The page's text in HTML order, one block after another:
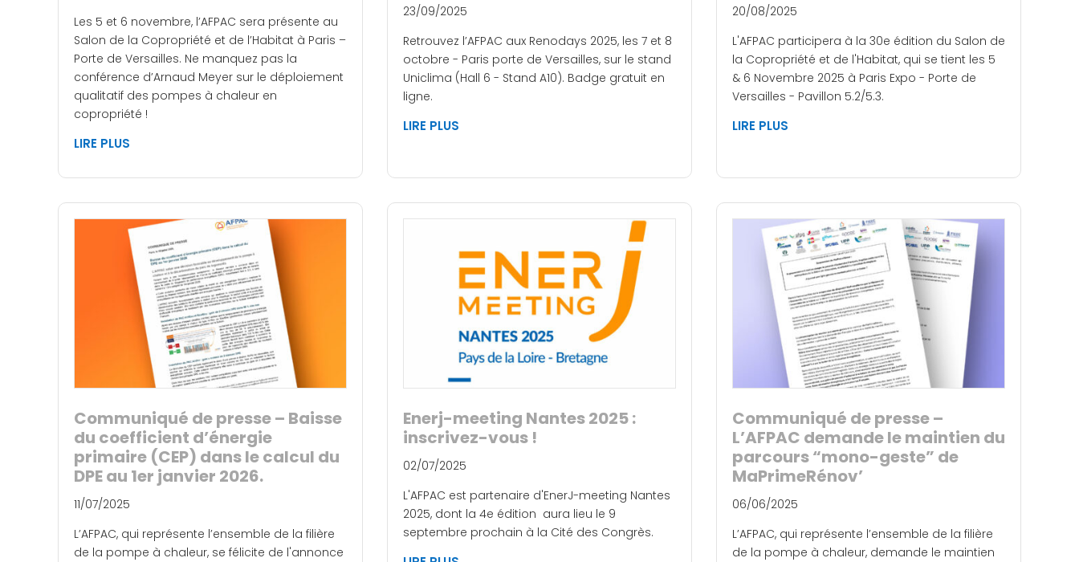
Les 5 et 6 novembre, l’AFPAC sera présente au
Salon de la Copropriété et de l’Habitat à Paris –
Porte de Versailles. Ne manquez pas la
conférence d’Arnaud Meyer sur le déploiement
qualitatif des pompes à chaleur en
copropriété !
LIRE PLUS
23/09/2025
Retrouvez l’AFPAC aux Renodays 2025, les 7 et 8
octobre - Paris porte de Versailles, sur le stand
Uniclima (Hall 6 - Stand A10). Badge gratuit en
ligne.
LIRE PLUS
20/08/2025
L'AFPAC participera à la 30e édition du Salon de
la Copropriété et de l'Habitat, qui se tient les 5
& 6 Novembre 2025 à Paris Expo - Porte de
Versailles - Pavillon 5.2/5.3.
LIRE PLUS
Communiqué de presse – Baisse
du coefficient d’énergie
primaire (CEP) dans le calcul du
DPE au 1er janvier 2026.
11/07/2025
L’AFPAC, qui représente l’ensemble de la filière
de la pompe à chaleur, se félicite de l'annonce
Enerj-meeting Nantes 2025 :
inscrivez-vous !
02/07/2025
L'AFPAC est partenaire d'EnerJ-meeting Nantes
2025, dont la 4e édition aura lieu le 9
septembre prochain à la Cité des Congrès.
Communiqué de presse –
L’AFPAC demande le maintien du
parcours “mono-geste” de
MaPrimeRénov’
06/06/2025
L’AFPAC, qui représente l’ensemble de la filière
de la pompe à chaleur, demande le maintien